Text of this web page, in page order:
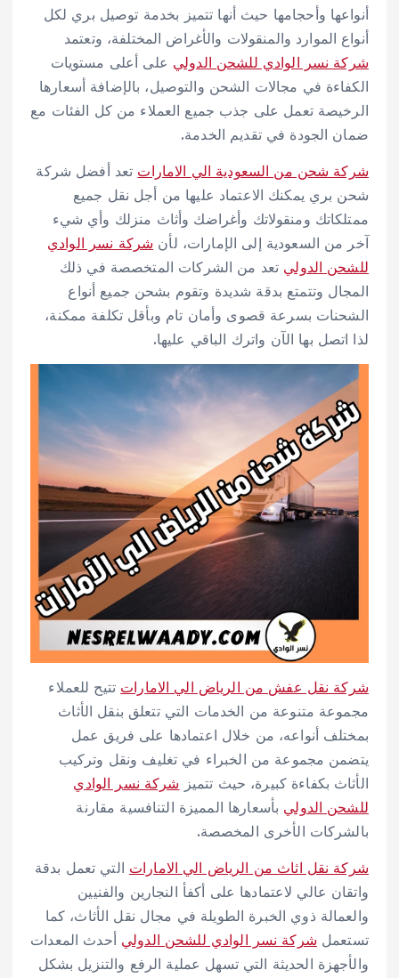
أنواعها وأحجامها حيث أنها تتميز بخدمة توصيل بري لكل
أنواع الموارد والمنقولات والأغراض المختلفة، وتعتمد
شركة نسر الوادي للشحن الدولي على أعلى مستويات
الكفاءة في مجالات الشحن والتوصيل، بالإضافة أسعارها
الرخيصة تعمل على جذب جميع العملاء من كل الفئات مع
ضمان الجودة في تقديم الخدمة.
شركة شحن من السعودية الي الامارات تعد أفضل شركة
شحن بري يمكنك الاعتماد عليها من أجل نقل جميع
ممتلكاتك ومنقولاتك وأغراضك وأثاث منزلك وأي شيء
آخر من السعودية إلى الإمارات، لأن شركة نسر الوادي
للشحن الدولي تعد من الشركات المتخصصة في ذلك
المجال وتتمتع بدقة شديدة وتقوم بشحن جميع أنواع
الشحنات بسرعة قصوى وأمان تام وبأقل تكلفة ممكنة،
لذا اتصل بها الآن واترك الباقي عليها.
شركة نقل عفش من الرياض الي الامارات تتيح للعملاء
مجموعة متنوعة من الخدمات التي تتعلق بنقل الأثاث
بمختلف أنواعه، من خلال اعتمادها على فريق عمل
يتضمن مجموعة من الخبراء في تغليف ونقل وتركيب
الأثاث بكفاءة كبيرة، حيث تتميز شركة نسر الوادي
للشحن الدولي بأسعارها المميزة التنافسية مقارنة
بالشركات الأخرى المخصصة.
شركة نقل اثاث من الرياض الي الامارات التي تعمل بدقة
واتقان عالي لاعتمادها على أكفأ النجارين والفنيين
والعمالة ذوي الخبرة الطويلة في مجال نقل الأثاث، كما
تستعمل شركة نسر الوادي للشحن الدولي أحدث المعدات
والأجهزة الحديثة التي تسهل عملية الرفع والتنزيل بشكل